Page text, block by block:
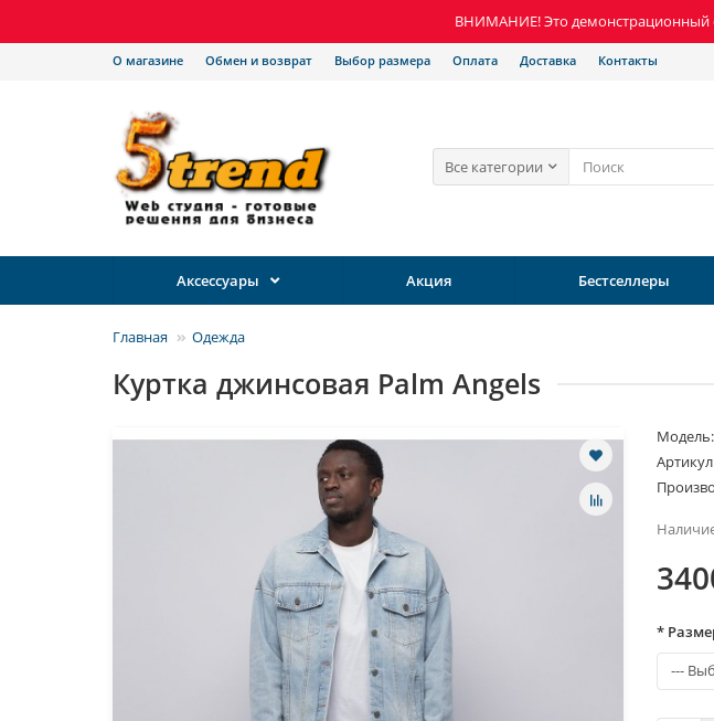
ВНИМАНИЕ! Это демонстрационный
О магазине Обмен и возврат Выбор размера Оплата Доставка Контакты
Все категории
Аксессуары Акция Бестселлеры
Главная Одежда
Куртка джинсовая Palm Angels
Модель:
*